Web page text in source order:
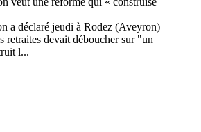
a déclaré jeudi à Rodez (Aveyron)
retraites devait déboucher sur "un
l...